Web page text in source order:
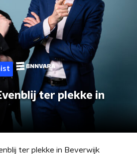
ter plekke in
ter plekke in Beverwijk